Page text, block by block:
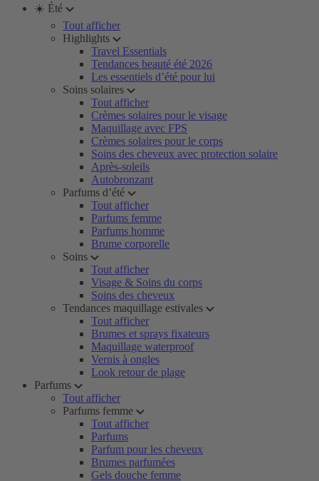
☀️ Été
Tout afficher
Highlights
Travel Essentials
Tendances beauté été 2026
Les essentiels d’été pour lui
Soins solaires
Tout afficher
Crèmes solaires pour le visage
Maquillage avec FPS
Crèmes solaires pour le corps
Soins des cheveux avec protection solaire
Après-soleils
Autobronzant
Parfums d’été
Tout afficher
Parfums femme
Parfums homme
Brume corporelle
Soins
Tout afficher
Visage & Soins du corps
Soins des cheveux
Tendances maquillage estivales
Tout afficher
Brumes et sprays fixateurs
Maquillage waterproof
Vernis à ongles
Look retour de plage
Parfums
Tout afficher
Parfums femme
Tout afficher
Parfums
Parfum pour les cheveux
Brumes parfumées
Gels douche femme